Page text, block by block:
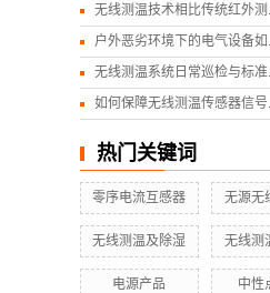
无线测温技术相比传统红外测
户外恶劣环境下的电气设备如
无线测温系统日常巡检与标准
如何保障无线测温传感器信号
热门关键词
零序电流互感器 无源无
无线测温及除湿 无线测
电源产品 中性